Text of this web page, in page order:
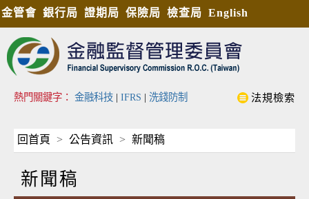
金管會 銀行局 證期局 保險局 檢查局 English
熱門關鍵字： 金融科技 | IFRS | 洗錢防制 法規檢索
回首頁 公告資訊 新聞稿
新聞稿